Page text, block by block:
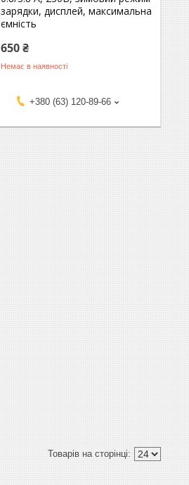
зарядки, дисплей, максимальна
ємність
650 ₴
Немає в наявності
+380 (63) 120-89-66